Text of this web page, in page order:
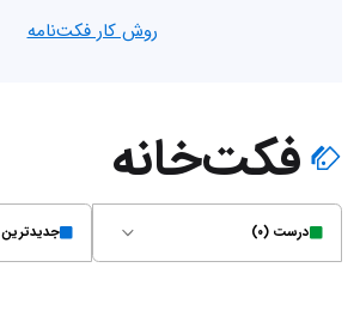
روش کار فکت‌نامه
فکت‌خانه
درست (۰) جدیدترین